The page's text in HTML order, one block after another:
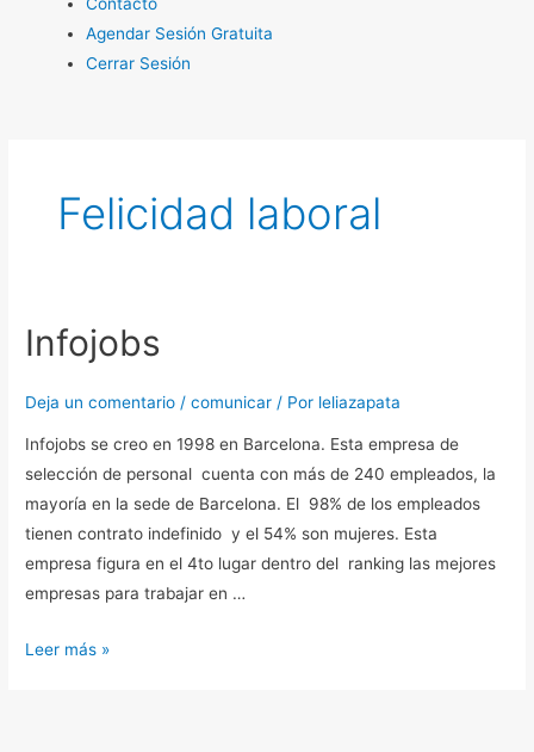
Agendar Sesión Gratuita
Cerrar Sesión
Felicidad laboral
Infojobs
Deja un comentario /comunicar / Por leliazapata
Infojobs se creo en 1998 en Barcelona. Esta empresa de
selección de personal cuenta con más de 240 empleados, la
mayoría en la sede de Barcelona. El 98% de los empleados
tienen contrato indefinido y el 54% son mujeres. Esta
empresa figura en el 4to lugar dentro del ranking las mejores
empresas para trabajar en …
Infojobs
Leer más »